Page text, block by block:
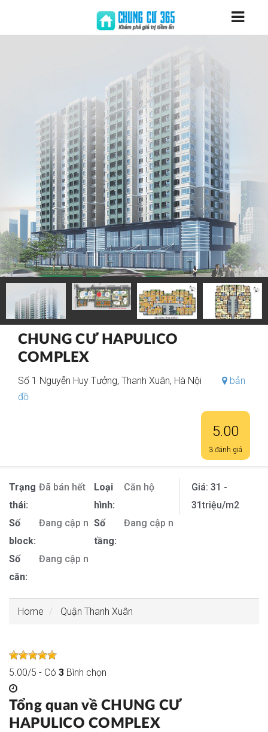
CHUNG CƯ HAPULICO
COMPLEX
Số 1 Nguyễn Huy Tưởng, Thanh Xuân, Hà Nội
bản
đồ
5.00
3 đánh giá
Trạng
thái:
Đã bán hết
Loại
hình:
Căn hộ
Số
block:
Đang cập nhật
Số
tầng:
Đang cập nhật
Số
căn:
Đang cập nhật
Giá: 31 -
31triệu/m2
Home Quận Thanh Xuân
5.00/5 - Có 3 Bình chọn
Tổng quan về CHUNG CƯ
HAPULICO COMPLEX